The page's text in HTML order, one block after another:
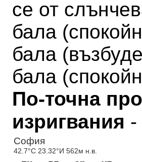
се от
бала (
бала
бала
По-точна
изригвания -